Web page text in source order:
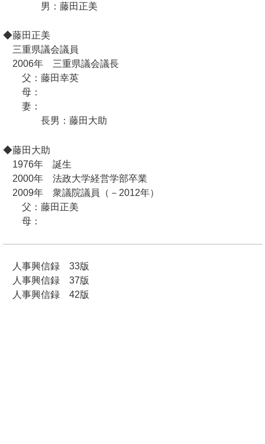
男：藤田正美
◆藤田正美
三重県議会議員
2006年 三重県議会議長
父：藤田幸英
母：
妻：
長男：藤田大助
◆藤田大助
1976年 誕生
2000年 法政大学経営学部卒業
2009年 衆議院議員（－2012年）
父：藤田正美
母：
人事興信録 33版
人事興信録 37版
人事興信録 42版